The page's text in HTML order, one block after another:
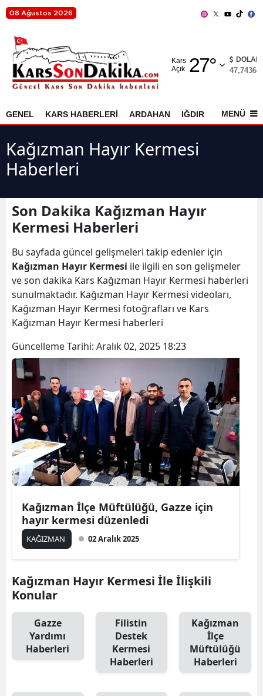
08 Ağustos 2026
Kars
Açık 27°
Adıyaman
Ağrı
Ankara
Balıkesir
Bilecik
Bingöl
Bolu
Bursa
Çanakkale
Çankırı
Çorum
Diyarbakır
Erzincan
Erzurum
Eskişehir
Gaziantep
DOLAR
47,7436
GENEL KARS HABERLERİ ARDAHAN IĞDIR AKYAKA
MENÜ
Kağızman Hayır Kermesi
Haberleri
Son Dakika Kağızman Hayır
Kermesi Haberleri
Bu sayfada güncel gelişmeleri takip edenler için
Kağızman Hayır Kermesi ile ilgili en son gelişmeler
ve son dakika Kars Kağızman Hayır Kermesi haberleri
sunulmaktadır. Kağızman Hayır Kermesi videoları,
Kağızman Hayır Kermesi fotoğrafları ve Kars
Kağızman Hayır Kermesi haberleri
Güncelleme Tarihi: Aralık 02, 2025 18:23
Kağızman İlçe Müftülüğü, Gazze için
hayır kermesi düzenledi
KAĞIZMAN 02 Aralık 2025
Kağızman Hayır Kermesi İle İlişkili
Konular
Gazze
Yardımı
Haberleri
Filistin
Destek
Kermesi
Haberleri
Kağızman
İlçe
Müftülüğü
Haberleri